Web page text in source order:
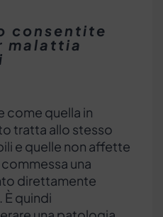
consentite
malattia
come quella in
tratta allo stesso
e quelle non affette
una
direttamente
È quindi